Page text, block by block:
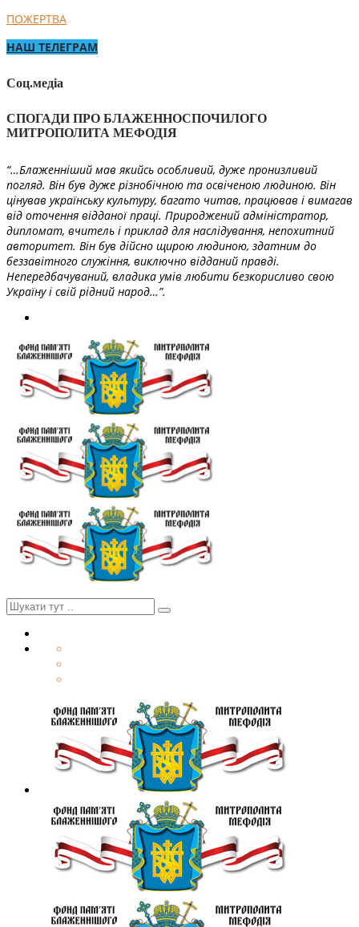
ПОЖЕРТВА
НАШ ТЕЛЕГРАМ
Соц.медіа
СПОГАДИ ПРО БЛАЖЕННОСПОЧИЛОГО
МИТРОПОЛИТА МЕФОДІЯ
“…Блаженніший мав якийсь особливий, дуже пронизливий
погляд. Він був дуже різнобічною та освіченою людиною. Він
цінував українську культуру, багато читав, працював і вимагав
від оточення відданої праці. Природжений адміністратор,
дипломат, вчитель і приклад для наслідування, непохитний
авторитет. Він був дійсно щирою людиною, здатним до
беззавітного служіння, виключно відданий правді.
Непередбачуваний, владика умів любити безкорисливо свою
Україну і свій рідний народ…”.